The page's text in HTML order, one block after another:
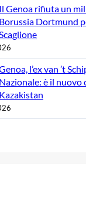
Il Genoa rifiuta un
Borussia Dortmund
Scaglione
l’ex van ’t
Nazionale: è il nuovo
Kazakistan